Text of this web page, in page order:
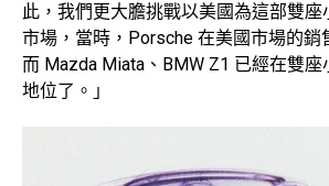
此，我們更大膽挑戰以美國為這部雙
市場，當時，Porsche 在美國市場的銷
而 Mazda Miata、BMW Z1 已經在雙
地位了。」